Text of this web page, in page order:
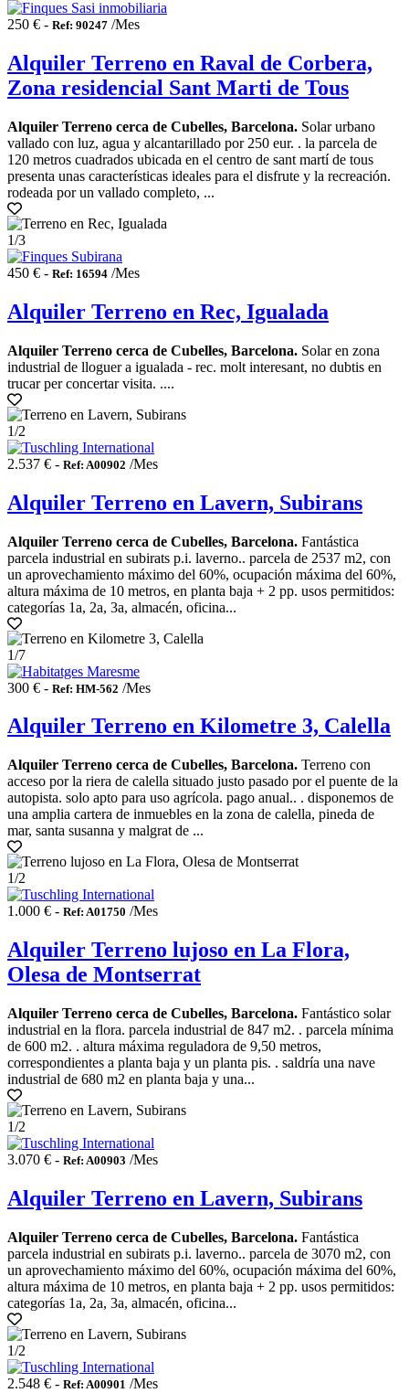
250 € - Ref: 90247 /Mes
Alquiler Terreno en Raval de Corbera,
Zona residencial Sant Marti de Tous
Alquiler Terreno cerca de Cubelles, Barcelona. Solar urbano
vallado con luz, agua y alcantarillado por 250 eur. . la parcela de
120 metros cuadrados ubicada en el centro de sant martí de tous
presenta unas características ideales para el disfrute y la recreación.
rodeada por un vallado completo, ...
1/3
450 € - Ref: 16594 /Mes
Alquiler Terreno en Rec, Igualada
Alquiler Terreno cerca de Cubelles, Barcelona. Solar en zona
industrial de lloguer a igualada - rec. molt interesant, no dubtis en
trucar per concertar visita. ....
1/2
2.537 € - Ref: A00902 /Mes
Alquiler Terreno en Lavern, Subirans
Alquiler Terreno cerca de Cubelles, Barcelona. Fantástica
parcela industrial en subirats p.i. laverno.. parcela de 2537 m2, con
un aprovechamiento máximo del 60%, ocupación máxima del 60%,
altura máxima de 10 metros, en planta baja + 2 pp. usos permitidos:
categorías 1a, 2a, 3a, almacén, oficina...
1/7
300 € - Ref: HM-562 /Mes
Alquiler Terreno en Kilometre 3, Calella
Alquiler Terreno cerca de Cubelles, Barcelona. Terreno con
acceso por la riera de calella situado justo pasado por el puente de la
autopista. solo apto para uso agrícola. pago anual.. . disponemos de
una amplia cartera de inmuebles en la zona de calella, pineda de
mar, santa susanna y malgrat de ...
1/2
1.000 € - Ref: A01750 /Mes
Alquiler Terreno lujoso en La Flora,
Olesa de Montserrat
Alquiler Terreno cerca de Cubelles, Barcelona. Fantástico solar
industrial en la flora. parcela industrial de 847 m2. . parcela mínima
de 600 m2. . altura máxima reguladora de 9,50 metros,
correspondientes a planta baja y un planta pis. . saldría una nave
industrial de 680 m2 en planta baja y una...
1/2
3.070 € - Ref: A00903 /Mes
Alquiler Terreno en Lavern, Subirans
Alquiler Terreno cerca de Cubelles, Barcelona. Fantástica
parcela industrial en subirats p.i. laverno.. parcela de 3070 m2, con
un aprovechamiento máximo del 60%, ocupación máxima del 60%,
altura máxima de 10 metros, en planta baja + 2 pp. usos permitidos:
categorías 1a, 2a, 3a, almacén, oficina...
1/2
2.548 € - Ref: A00901 /Mes